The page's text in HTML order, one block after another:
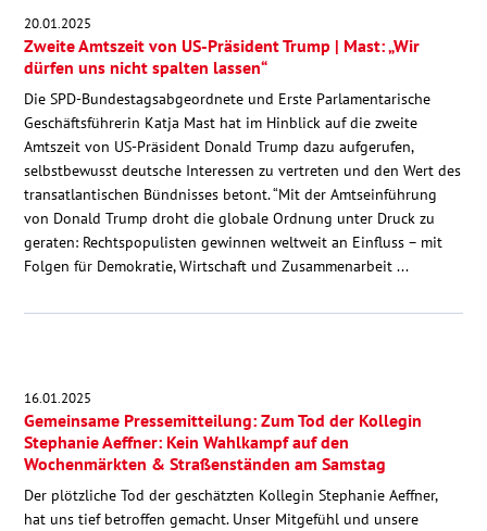
20.01.2025
Zweite Amtszeit von US-Präsident Trump | Mast: „Wir
dürfen uns nicht spalten lassen“
Die SPD-Bundestagsabgeordnete und Erste Parlamentarische
Geschäftsführerin Katja Mast hat im Hinblick auf die zweite
Amtszeit von US-Präsident Donald Trump dazu aufgerufen,
selbstbewusst deutsche Interessen zu vertreten und den Wert des
transatlantischen Bündnisses betont. “Mit der Amtseinführung
von Donald Trump droht die globale Ordnung unter Druck zu
geraten: Rechtspopulisten gewinnen weltweit an Einfluss – mit
Folgen für Demokratie, Wirtschaft und Zusammenarbeit ...
16.01.2025
Gemeinsame Pressemitteilung: Zum Tod der Kollegin
Stephanie Aeffner: Kein Wahlkampf auf den
Wochenmärkten & Straßenständen am Samstag
Der plötzliche Tod der geschätzten Kollegin Stephanie Aeffner,
hat uns tief betroffen gemacht. Unser Mitgefühl und unsere